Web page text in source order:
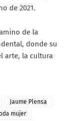
de 2021.
de la
donde su
arte, la cultura
Jaume Plensa
mujer